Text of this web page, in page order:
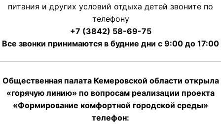
питания и других условий отдыха детей звоните по
телефону
+7 (3842) 58-69-75
Все звонки принимаются в будние дни с 9:00 до 17:00
Общественная палата Кемеровской области открыла
«горячую линию» по вопросам реализации проекта
«Формирование комфортной городской среды»
телефон: